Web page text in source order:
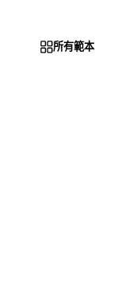
所有範本